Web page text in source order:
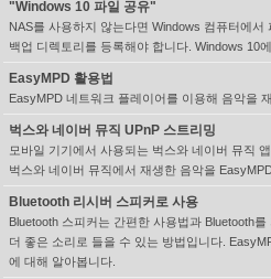
"Windows 10 파일 공유"
NAS를 사용하지 않는다면 Windows 컴퓨터에
백업 디렉토리를 등록해야 합니다. Windows 10
EasyMPD 활용법
EasyMPD 네트워크 플레이어를 이용해 음악을
벅스와 네이버 뮤직 UPnP 스트리밍
모바일 기기에서 사용되는 벅스와 네이버 뮤직
벅스와 네이버 뮤직에서 재생한 음악을
Bluetooth 리시버 스피커로 사용
Bluetooth 스피커는 간편한 사용법과 Bluetooth
더 좋은 소리로 들을 수 있는 방법입니다.
에 대해 알아봅니다.